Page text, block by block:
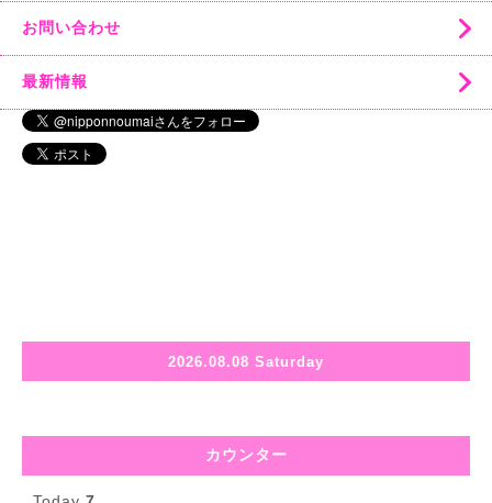
お問い合わせ
最新情報
2026.08.08 Saturday
カウンター